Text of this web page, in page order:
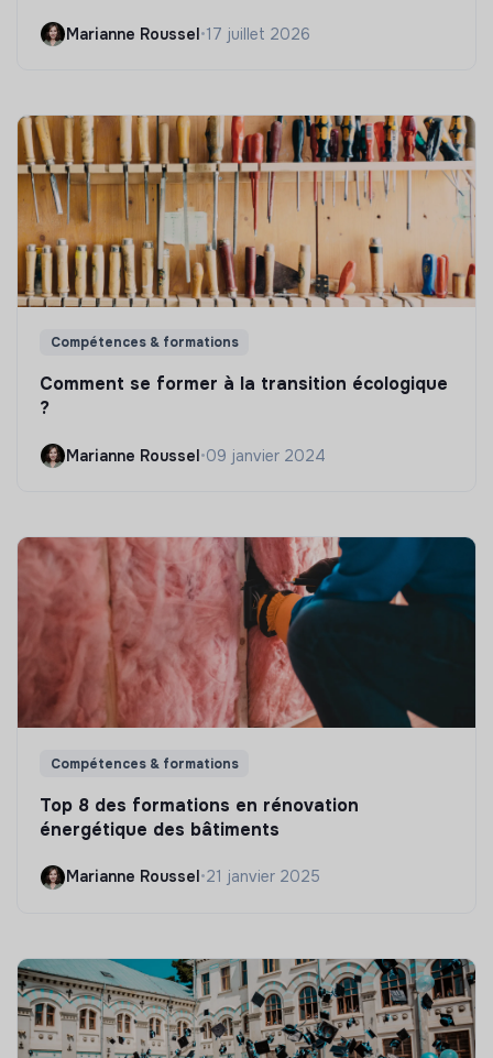
Marianne Roussel•17 juillet 2026
Compétences & formations
Comment se former à la transition écologique
?
Marianne Roussel•09 janvier 2024
Compétences & formations
Top 8 des formations en rénovation
énergétique des bâtiments
Marianne Roussel•21 janvier 2025